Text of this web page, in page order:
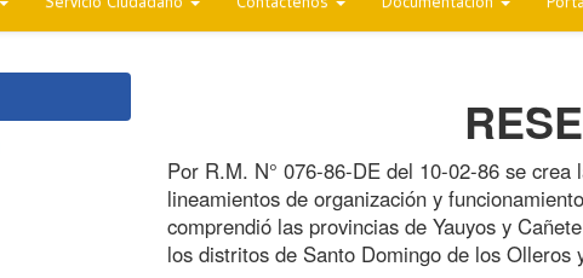
Por R.M. N° 076-86-DE del 10-02-86 se
lineamientos de organización y
comprendió las provincias de Yauyos y
los distritos de Santo Domingo de los Olleros